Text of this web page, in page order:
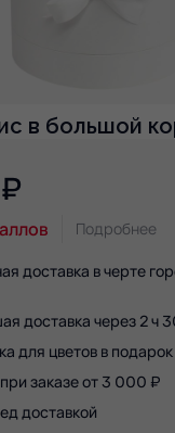
в большой
₽
Подробнее
доставка в черте
доставка через 2 ч
для цветов в подарок
заказе от 3 000 ₽
доставкой